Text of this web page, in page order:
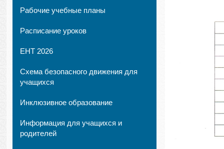
Рабочие учебные планы
Расписание уроков
ЕНТ 2026
Схема безопасного движения для
учащихся
Инклюзивное образование
Информация для учащихся и
родителей